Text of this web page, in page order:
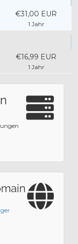
€31,00 EUR
1 Jahr
€16,99 EUR
1 Jahr